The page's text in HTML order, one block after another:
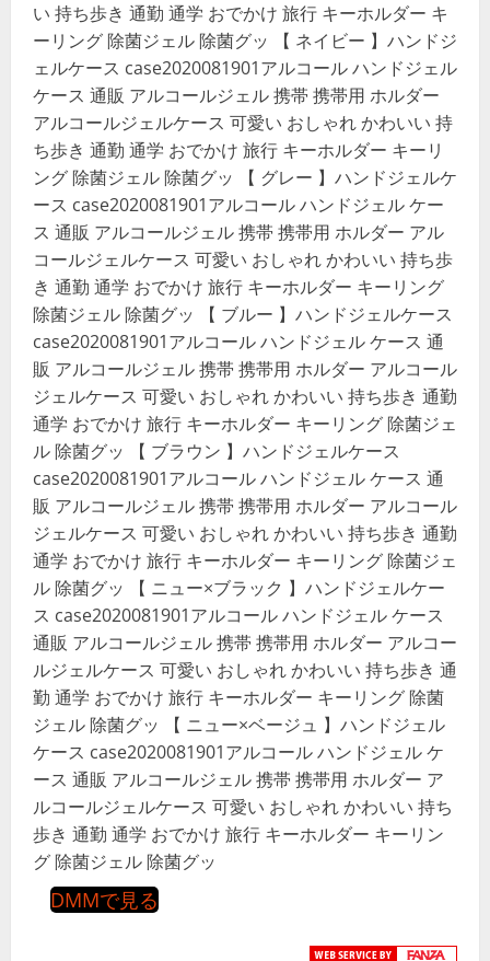
い 持ち歩き 通勤 通学 おでかけ 旅行 キーホルダー キ
ーリング 除菌ジェル 除菌グッ 【 ネイビー 】ハンドジ
ェルケース case2020081901アルコール ハンドジェル
ケース 通販 アルコールジェル 携帯 携帯用 ホルダー
アルコールジェルケース 可愛い おしゃれ かわいい 持
ち歩き 通勤 通学 おでかけ 旅行 キーホルダー キーリ
ング 除菌ジェル 除菌グッ 【 グレー 】ハンドジェルケ
ース case2020081901アルコール ハンドジェル ケー
ス 通販 アルコールジェル 携帯 携帯用 ホルダー アル
コールジェルケース 可愛い おしゃれ かわいい 持ち歩
き 通勤 通学 おでかけ 旅行 キーホルダー キーリング
除菌ジェル 除菌グッ 【 ブルー 】ハンドジェルケース
case2020081901アルコール ハンドジェル ケース 通
販 アルコールジェル 携帯 携帯用 ホルダー アルコール
ジェルケース 可愛い おしゃれ かわいい 持ち歩き 通勤
通学 おでかけ 旅行 キーホルダー キーリング 除菌ジェ
ル 除菌グッ 【 ブラウン 】ハンドジェルケース
case2020081901アルコール ハンドジェル ケース 通
販 アルコールジェル 携帯 携帯用 ホルダー アルコール
ジェルケース 可愛い おしゃれ かわいい 持ち歩き 通勤
通学 おでかけ 旅行 キーホルダー キーリング 除菌ジェ
ル 除菌グッ 【 ニュー×ブラック 】ハンドジェルケー
ス case2020081901アルコール ハンドジェル ケース
通販 アルコールジェル 携帯 携帯用 ホルダー アルコー
ルジェルケース 可愛い おしゃれ かわいい 持ち歩き 通
勤 通学 おでかけ 旅行 キーホルダー キーリング 除菌
ジェル 除菌グッ 【 ニュー×ベージュ 】ハンドジェル
ケース case2020081901アルコール ハンドジェル ケ
ース 通販 アルコールジェル 携帯 携帯用 ホルダー ア
ルコールジェルケース 可愛い おしゃれ かわいい 持ち
歩き 通勤 通学 おでかけ 旅行 キーホルダー キーリン
グ 除菌ジェル 除菌グッ
DMMで見る